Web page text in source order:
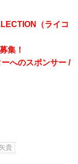
（ライコ
集！
へのスポンサー /
貴